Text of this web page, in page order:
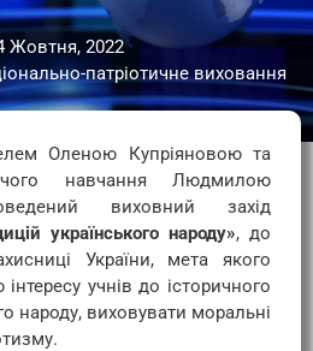
Жовтня, 2022
патріотичне виховання
Оленою Купріяновою та
навчання Людмилою
виховний захід
українського народу», до
України, мета якого
учнів до історичного
народу, виховувати моральні